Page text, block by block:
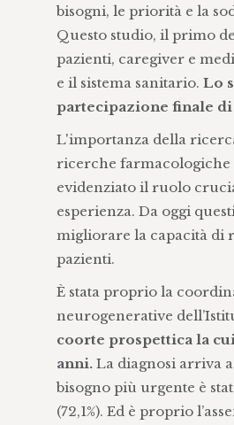
bisogni, le priorità e la
Questo studio, il primo
pazienti, caregiver e
e il sistema sanitario. Lo
partecipazione finale di
L'importanza della
ricerche farmacologiche
evidenziato il ruolo
esperienza. Da oggi
migliorare la capacità di
pazienti.
È stata proprio la
neurogenerative
coorte prospettica la
anni. La diagnosi arriva
bisogno più urgente è
(72,1%). Ed è proprio